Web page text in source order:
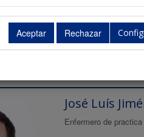
José Luís
Enfermero de